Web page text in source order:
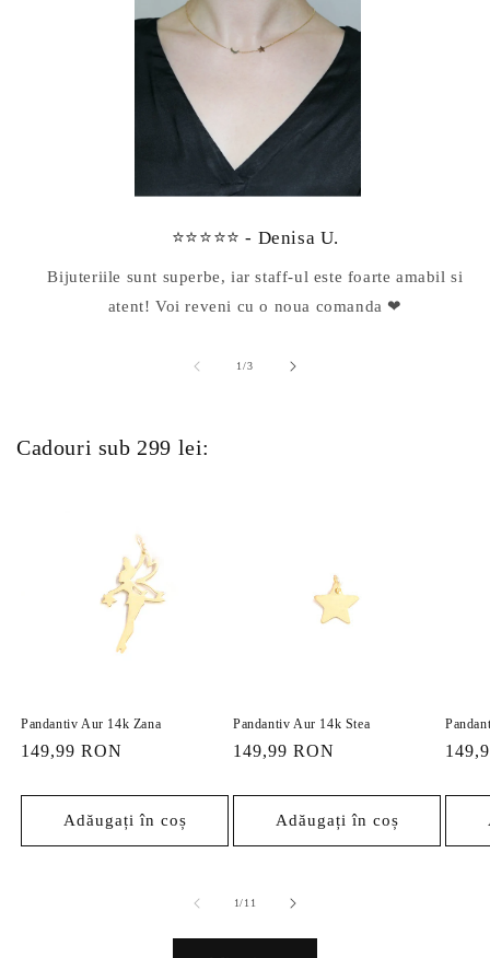
⭐⭐⭐⭐⭐ - Denisa U.
Bijuteriile sunt superbe, iar staff-ul este foarte amabil si
atent! Voi reveni cu o noua comanda ❤
1/din
3
Cadouri sub 299 lei:
Pandantiv Aur 14k Zana
Preț
149,99 RON
Adăugați în coș
Pandantiv Aur 14k Stea
Preț
149,99 RON
Adăugați în coș
Preț
1/din
11